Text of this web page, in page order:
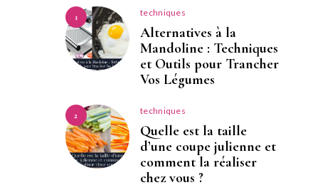
1 techniques
Alternatives à la
Mandoline : Techniques
et Outils pour Trancher
Vos Légumes
2 techniques
Quelle est la taille
d’une coupe julienne et
comment la réaliser
chez vous ?